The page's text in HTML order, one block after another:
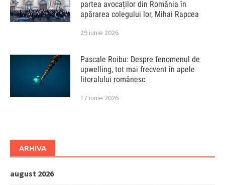
partea avocaților din România în
apărarea colegului lor, Mihai Rapcea
29 iunie 2026
Pascale Roibu: Despre fenomenul de
upwelling, tot mai frecvent în apele
litoralului românesc
17 iunie 2026
ARHIVA
august 2026